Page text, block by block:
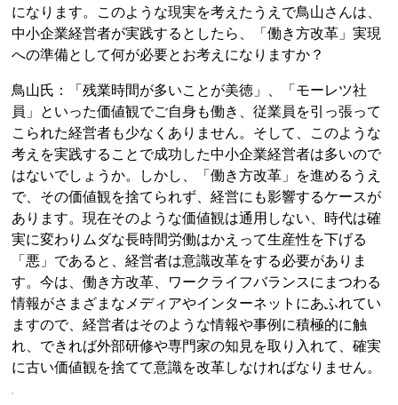
になります。このような現実を考えたうえで鳥山さんは、
中小企業経営者が実践するとしたら、「働き方改革」実現
への準備として何が必要とお考えになりますか？
鳥山氏：「残業時間が多いことが美徳」、「モーレツ社
員」といった価値観でご自身も働き、従業員を引っ張って
こられた経営者も少なくありません。そして、このような
考えを実践することで成功した中小企業経営者は多いので
はないでしょうか。しかし、「働き方改革」を進めるうえ
で、その価値観を捨てられず、経営にも影響するケースが
あります。現在そのような価値観は通用しない、時代は確
実に変わりムダな長時間労働はかえって生産性を下げる
「悪」であると、経営者は意識改革をする必要がありま
す。今は、働き方改革、ワークライフバランスにまつわる
情報がさまざまなメディアやインターネットにあふれてい
ますので、経営者はそのような情報や事例に積極的に触
れ、できれば外部研修や専門家の知見を取り入れて、確実
に古い価値観を捨てて意識を改革しなければなりません。